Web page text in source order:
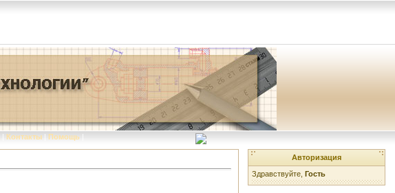
| Контакты | Помощь |
Авторизация
Здравствуйте, Гость